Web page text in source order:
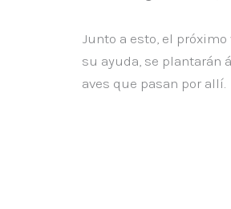
Junto a esto, el
su ayuda, se plantarán
aves que pasan por allí.